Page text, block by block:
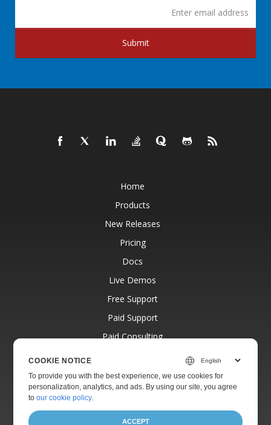
Submit
Home
Products
New Releases
Pricing
Docs
Live Demos
Free Support
Paid Support
Paid Consulting
Websites
About
COOKIE NOTICE
To provide you with the best experience, we use cookies for
personalization, analytics, and ads. By using our site, you agree
toour cookie policy.
ACCEPT